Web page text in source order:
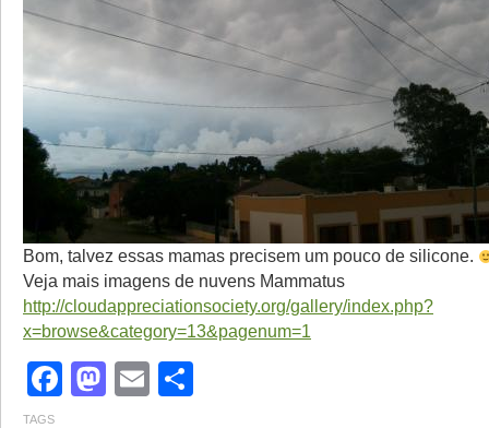
Bom, talvez essas mamas precisem um pouco de silicone.
Veja mais imagens de nuvens Mammatus
http://cloudappreciationsociety.org/gallery/index.php?
x=browse&category=13&pagenum=1
Facebook
Mastodon
Email
TAGS